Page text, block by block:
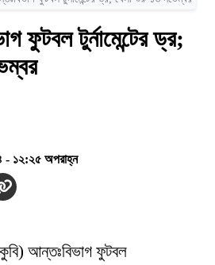
ফুটবল টুর্নামেন্টের ড্র;
- ১২:২৫ অপরাহ্ন
আন্তঃবিভাগ ফুটবল